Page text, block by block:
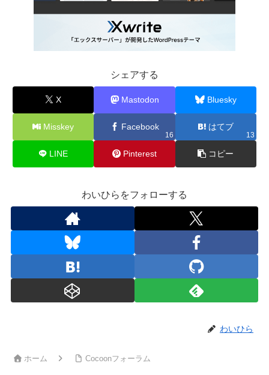
シェアする
X Mastodon Bluesky
Misskey Facebook
16
はてブ
13
LINE Pinterest コピー
わいひらをフォローする
わいひら
ホーム Cocoonフォーラム